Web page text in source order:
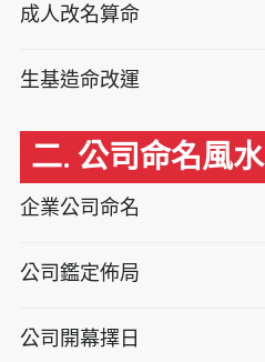
成人改名算命
生基造命改運
二. 公司命名風水
企業公司命名
公司鑑定佈局
公司開幕擇日